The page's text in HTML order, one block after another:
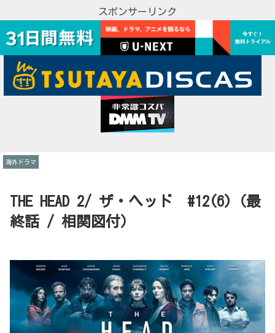
スポンサーリンク
THE HEAD 2/ ザ・ヘッド #12(6)（最
終話 / 相関図付）
海外ドラマ